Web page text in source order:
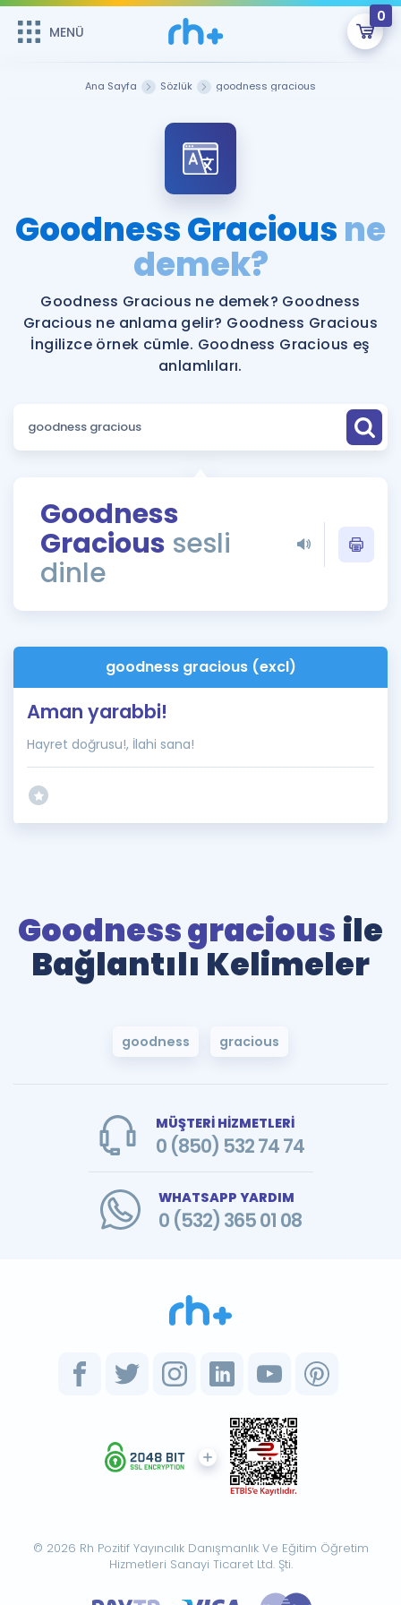
MENÜ
0
Şifremi Hatırlamıyorum
Sepetin Şu An Boş.
Remzi Hoca ile seni sınava hazırlayacak onlarca eğitim seni
bekliyor!
MENÜ
Katılımcı Görüşleri
Faydalı Araçlar
Ücretsiz Kaynaklar
Kampanyalar
Blog
Blog
İngilizce Gramer
Kariyer
Ana Sayfa Sözlük goodness gracious
Goodness Graciousne
demek?
Goodness Gracious ne demek? Goodness
Gracious ne anlama gelir? Goodness Gracious
İngilizce örnek cümle. Goodness Gracious eş
anlamlıları.
Goodness
Gracious sesli
dinle
goodness gracious (excl)
Aman yarabbi!
Hayret doğrusu!, İlahi sana!
Goodness gracious ile
Bağlantılı Kelimeler
goodness gracious
MÜŞTERİ HİZMETLERİ
0 (850) 532 74 74
WHATSAPP YARDIM
0 (532) 365 01 08
© 2026 Rh Pozitif Yayıncılık Danışmanlık Ve Eğitim Öğretim
Hizmetleri Sanayi Ticaret Ltd. Şti.